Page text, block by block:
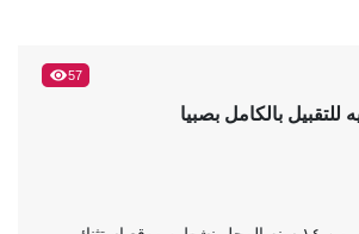
57
بالكامل بصبيا